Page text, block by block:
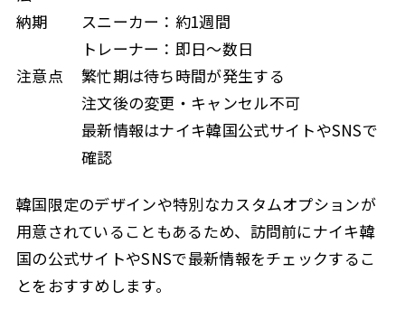
納期
スニーカー：約1週間
トレーナー：即日～数日
注意点
繁忙期は待ち時間が発生する
注文後の変更・キャンセル不可
最新情報はナイキ韓国公式サイトやSNSで
確認
韓国限定のデザインや特別なカスタムオプションが
用意されていることもあるため、訪問前にナイキ韓
国の公式サイトやSNSで最新情報をチェックするこ
とをおすすめします。